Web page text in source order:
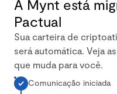
A carteira
A Mynt está
Pactual
Sua carteira de
será automática. Veja
que muda para você.
Comunicação iniciada